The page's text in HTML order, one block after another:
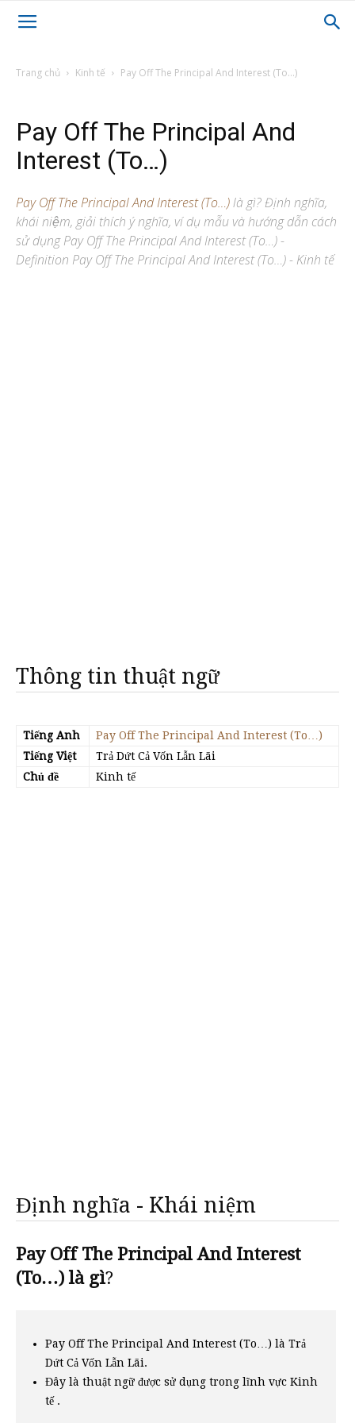
Trang chủ Kinh tế Pay Off The Principal And Interest (To…)
Pay Off The Principal And
Interest (To…)
Pay Off The Principal And Interest (To…)là gì? Định nghĩa,
khái niệm, giải thích ý nghĩa, ví dụ mẫu và hướng dẫn cách
sử dụng Pay Off The Principal And Interest (To…) -
Definition Pay Off The Principal And Interest (To…) - Kinh tế
Thông tin thuật ngữ
Tiếng Anh
Pay Off The Principal And Interest (To…)
Tiếng Việt
Trả Dứt Cả Vốn Lẫn Lãi
Chủ đề
Kinh tế
Định nghĩa - Khái niệm
Pay Off The Principal And Interest
(To…) là gì?
Pay Off The Principal And Interest (To…) là Trả
Dứt Cả Vốn Lẫn Lãi.
Đây là thuật ngữ được sử dụng trong lĩnh vực Kinh
tế .